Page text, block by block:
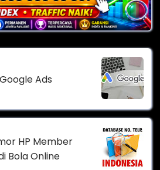
Ads
HP Member
Bola Online